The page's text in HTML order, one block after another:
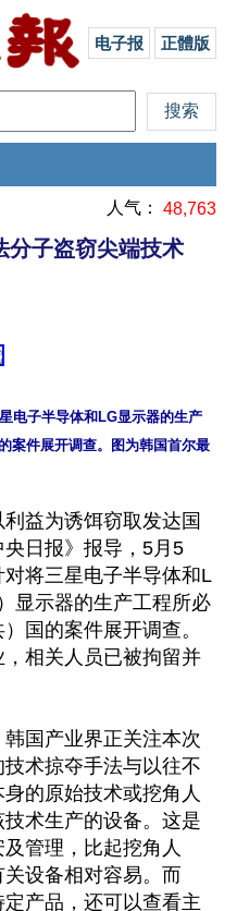
电子报 正體版
人气： 48,763
分子盗窃尖端技术
电子半导体和LG显示器的生产
案件展开调查。图为韩国首尔最
利益为诱饵窃取发达国
日报》报导，5月5
将三星电子半导体和L
显示器的生产工程所必
国的案件展开调查。
相关人员已被拘留并
韩国产业界正关注本次
术掠夺手法与以往不
的原始技术或挖角人
术生产的设备。这是
管理，比起挖角人
设备相对容易。而
产品，还可以查看主